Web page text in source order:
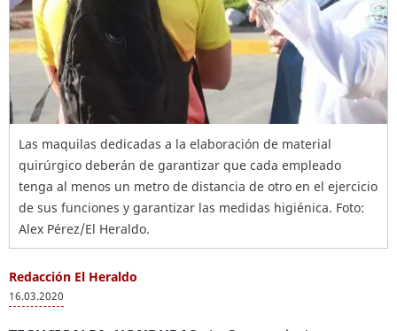
Las maquilas dedicadas a la elaboración de material
quirúrgico deberán de garantizar que cada empleado
tenga al menos un metro de distancia de otro en el ejercicio
de sus funciones y garantizar las medidas higiénica. Foto:
Alex Pérez/El Heraldo.
Redacción El Heraldo
16.03.2020